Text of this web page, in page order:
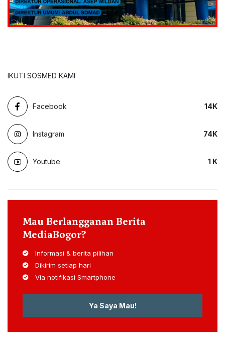
IKUTI SOSMED KAMI
Facebook 14K
Instagram 74K
Youtube 1 K
Mau Berlangganan Berita
MediaBogor?
Informasi & berita pilihan
Dikirim setiap hari
Via notifikasi Smartphone
Ya Saya Mau!